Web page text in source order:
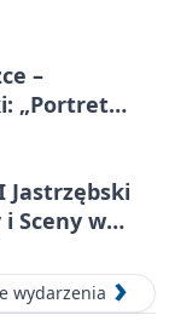
–
„Portret
Jastrzębski
Sceny w
wydarzenia